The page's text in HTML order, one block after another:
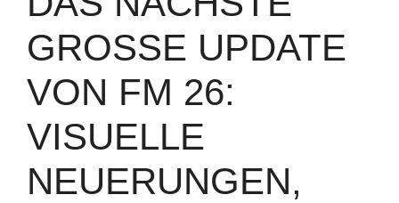
GROSSE UPDATE V
ON FM 26: V
ISUELLE N
EUERUNGEN, F